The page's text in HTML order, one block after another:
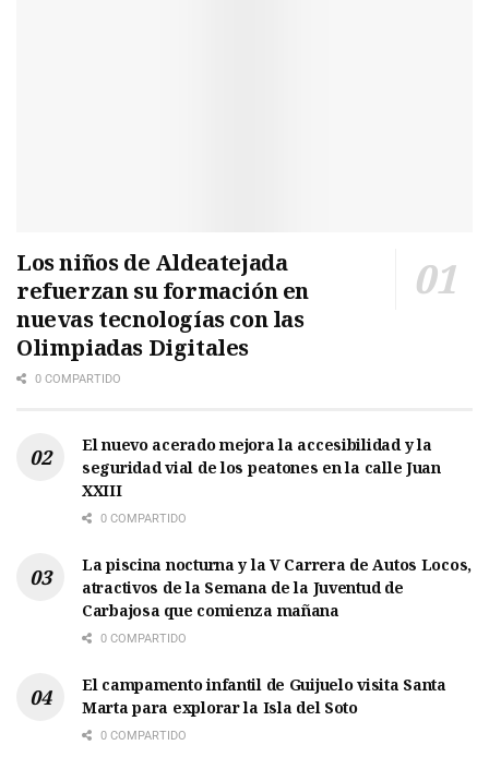
Los niños de Aldeatejada
refuerzan su formación en
nuevas tecnologías con las
Olimpiadas Digitales
0 COMPARTIDO
El nuevo acerado mejora la accesibilidad y la
seguridad vial de los peatones en la calle Juan
XXIII
0 COMPARTIDO
La piscina nocturna y la V Carrera de Autos Locos,
atractivos de la Semana de la Juventud de
Carbajosa que comienza mañana
0 COMPARTIDO
El campamento infantil de Guijuelo visita Santa
Marta para explorar la Isla del Soto
0 COMPARTIDO